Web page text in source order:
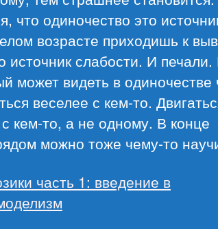
что одиночество это
возрасте приходишь к
источник слабости. И
может видеть в одиночестве
веселее с кем-то.
кем-то, а не одному. В конце
можно тоже чему-то
часть 1: введение в